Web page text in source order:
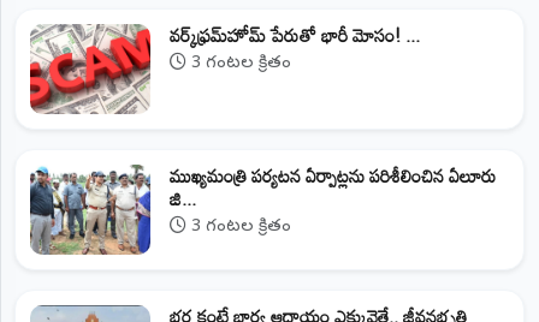
వర్క్‌ఫ్రమ్‌హోమ్‌ పేరుతో భారీ మోసం! ...
3 గంటల క్రితం
ముఖ్యమంత్రి పర్యటన ఏర్పాట్లను పరిశీలించిన ఏలూరు
జి...
3 గంటల క్రితం